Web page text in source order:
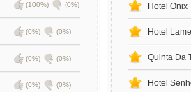
(100%) (0%)
(0%) (0%)
(0%) (0%)
(0%) (0%)
Hotel Onix
Hotel
Quinta Da
Hotel